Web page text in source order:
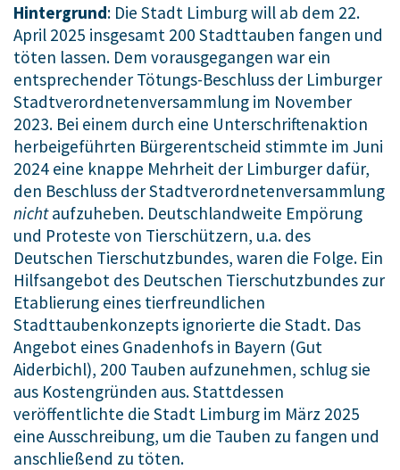
Hintergrund: Die Stadt Limburg will ab dem 22.
April 2025 insgesamt 200 Stadttauben fangen und
töten lassen. Dem vorausgegangen war ein
entsprechender Tötungs-Beschluss der Limburger
Stadtverordnetenversammlung im November
2023. Bei einem durch eine Unterschriftenaktion
herbeigeführten Bürgerentscheid stimmte im Juni
2024 eine knappe Mehrheit der Limburger dafür,
den Beschluss der Stadtverordnetenversammlung
nichtaufzuheben. Deutschlandweite Empörung
und Proteste von Tierschützern, u.a. des
Deutschen Tierschutzbundes, waren die Folge. Ein
Hilfsangebot des Deutschen Tierschutzbundes zur
Etablierung eines tierfreundlichen
Stadttaubenkonzepts ignorierte die Stadt. Das
Angebot eines Gnadenhofs in Bayern (Gut
Aiderbichl), 200 Tauben aufzunehmen, schlug sie
aus Kostengründen aus. Stattdessen
veröffentlichte die Stadt Limburg im März 2025
eine Ausschreibung, um die Tauben zu fangen und
anschließend zu töten.